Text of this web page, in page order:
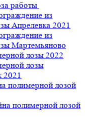
работы
из
Апрелевка 2021
из
Мартемьяново
лозы 2022
лозы
2021
полимерной лозой
полимерной лозой